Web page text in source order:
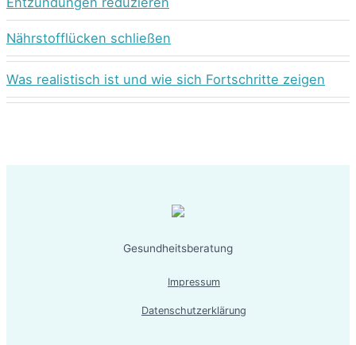
Nährstofflücken schließen
Was realistisch ist und wie sich Fortschritte zeigen
Gesundheitsberatung
Impressum
Datenschutzerklärung